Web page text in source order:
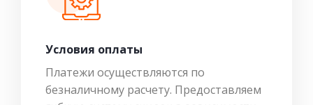
Условия оплаты
Платежи осуществляются по
безналичному расчету. Предоставляем